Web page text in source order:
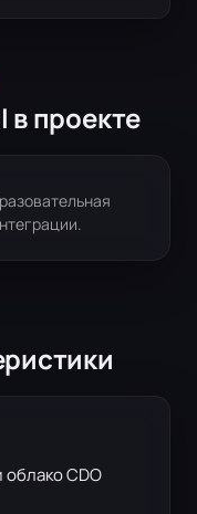
в проекте
облако CDO